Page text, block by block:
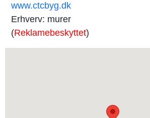
www.ctcbyg.dk
Erhverv: murer
(Reklamebeskyttet)